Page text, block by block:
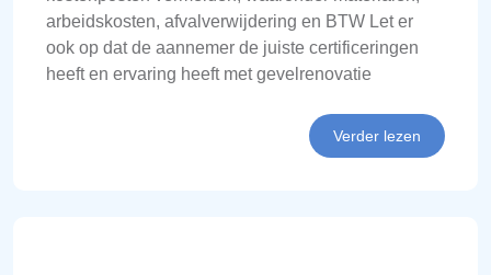
arbeidskosten, afvalverwijdering en BTW Let er
ook op dat de aannemer de juiste certificeringen
heeft en ervaring heeft met gevelrenovatie
Verder lezen